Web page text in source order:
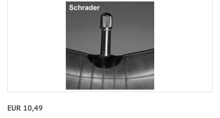
EUR 10,49